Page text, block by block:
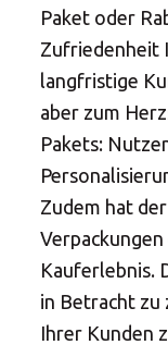
Paket oder
Zufriedenheit
langfristige
aber zum
Pakets:
Zudem hat
Kauferlebnis.
in Betracht zu
Ihrer Kunden